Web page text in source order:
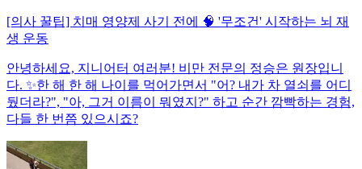
[의사 꿀팁] 치매 영양제 사기 전에 🧠 '무조건' 시작하는 뇌 재
생 운동
안녕하세요, 지니어터 여러분! 비만 전문의 정승은 원장입니
다. ✨한 해 한 해 나이를 먹어가면서 "어? 내가 차 열쇠를 어디
뒀더라?", "아, 그거 이름이 뭐였지?" 하고 순간 깜빡하는 경험,
다들 한 번쯤 있으시죠?